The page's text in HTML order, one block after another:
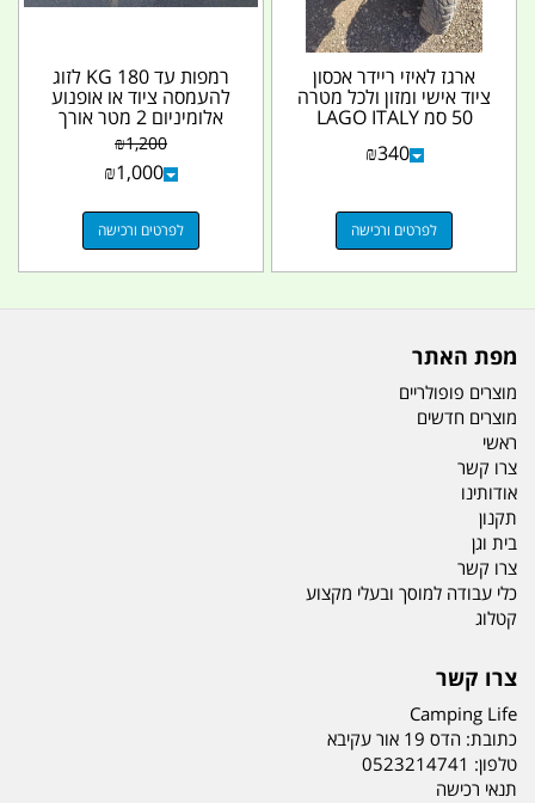
ארגז לאיזי ריידר אכסון
ציוד אישי ומזון ולכל מטרה
50 סמ LAGO ITALY
₪340
לפרטים ורכישה
רמפות עד 180 KG לזוג
להעמסה ציוד או אופנוע
אלומיניום 2 מטר אורך
קמפינג לייף
₪1,200
₪1,000
לפרטים ורכישה
מפת האתר
מוצרים פופולריים
מוצרים חדשים
ראשי
צרו קשר
אודותינו
תקנון
בית וגן
צרו קשר
כלי עבודה למוסך ובעלי מקצוע
קטלוג
צרו קשר
Camping Life
כתובת: הדס 19 אור עקיבא
טלפון: 0523214741
תנאי רכישה